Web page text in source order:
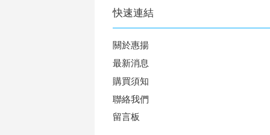
快速連結
關於惠揚
最新消息
購買須知
聯絡我們
留言板